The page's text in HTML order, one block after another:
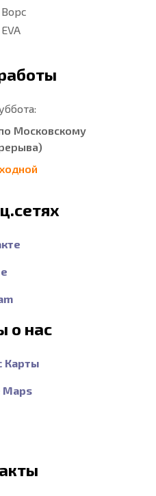
Ворс
Московскому
о нас
Карты
Maps